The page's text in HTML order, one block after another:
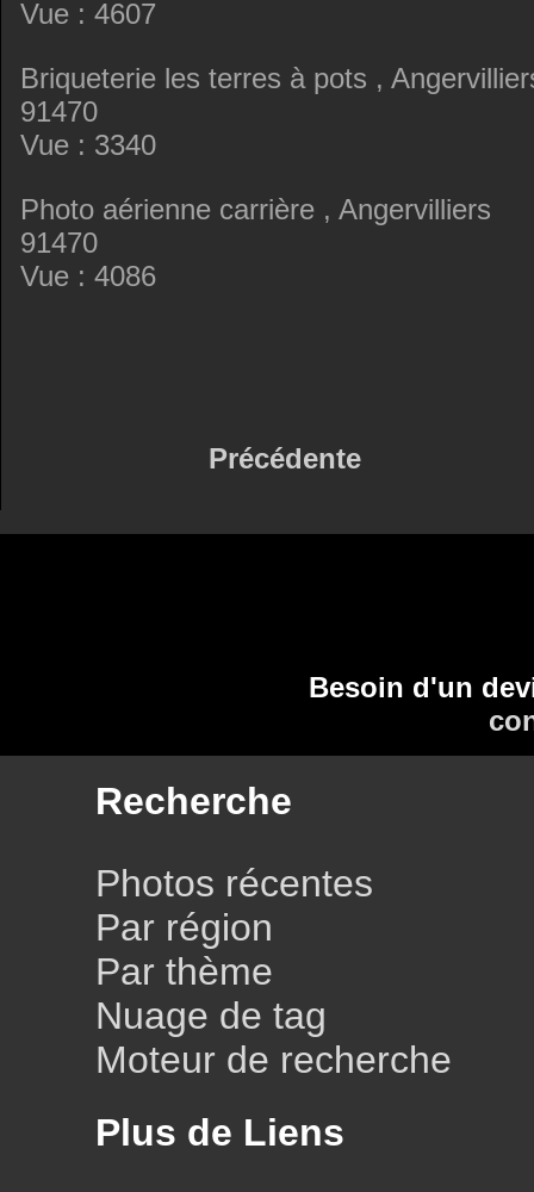
Vue : 4607
Briqueterie les terres à pots ,
91470
Vue : 3340
Photo aérienne carrière , Angervilliers
91470
Vue : 4086
Précédente
Besoin d'un
Recherche
Photos récentes
Par région
Par thème
Nuage de tag
Moteur de recherche
Plus de Liens